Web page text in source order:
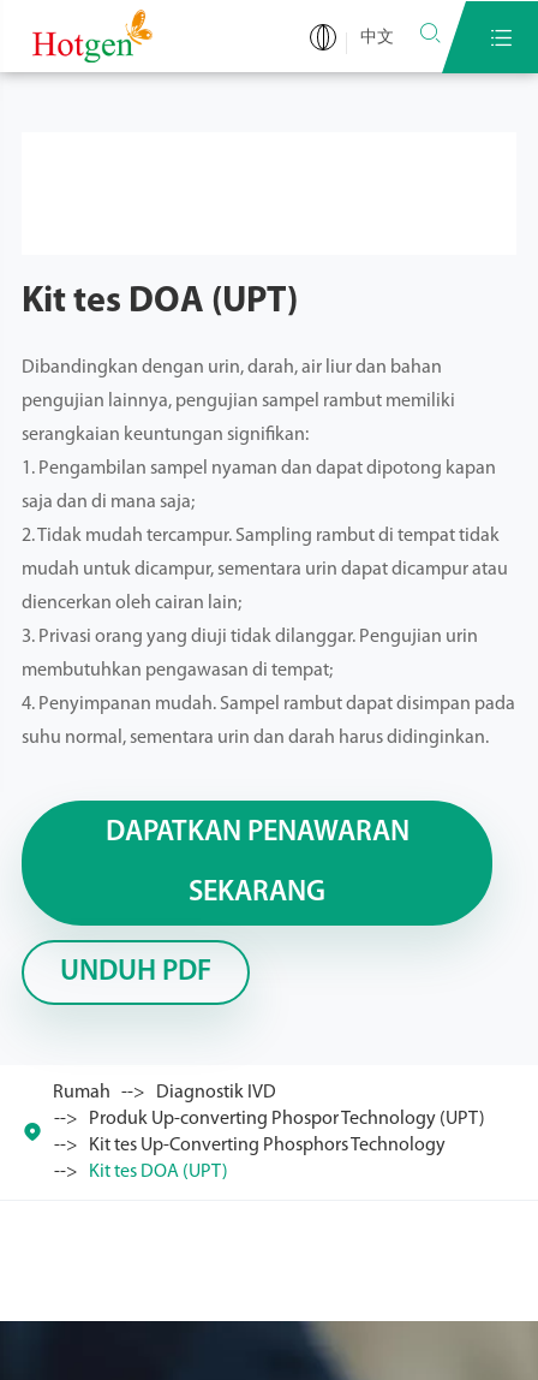
中文  
Kit tes DOA (UPT)
Dibandingkan dengan urin, darah, air liur dan bahan
pengujian lainnya, pengujian sampel rambut memiliki
serangkaian keuntungan signifikan:
1. Pengambilan sampel nyaman dan dapat dipotong kapan
saja dan di mana saja;
2. Tidak mudah tercampur. Sampling rambut di tempat tidak
mudah untuk dicampur, sementara urin dapat dicampur atau
diencerkan oleh cairan lain;
3. Privasi orang yang diuji tidak dilanggar. Pengujian urin
membutuhkan pengawasan di tempat;
4. Penyimpanan mudah. Sampel rambut dapat disimpan pada
suhu normal, sementara urin dan darah harus didinginkan.
DAPATKAN PENAWARAN
SEKARANG
UNDUH PDF

Rumah
Diagnostik IVD
Produk Up-converting Phospor Technology (UPT)
Kit tes Up-Converting Phosphors Technology
Kit tes DOA (UPT)